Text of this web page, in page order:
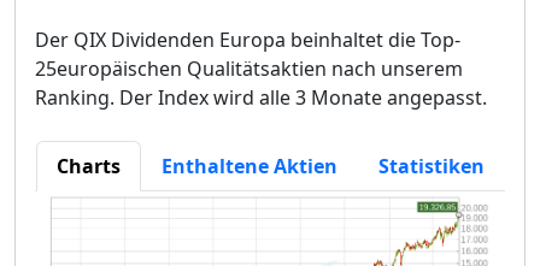
Der QIX Dividenden Europa beinhaltet die Top-
25europäischen Qualitätsaktien nach unserem
Ranking. Der Index wird alle 3 Monate angepasst.
Charts Enthaltene Aktien Statistiken